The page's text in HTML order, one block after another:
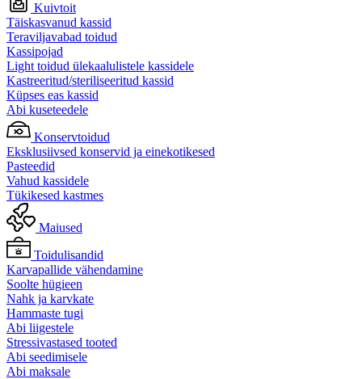
Kuivtoit
Täiskasvanud kassid
Teraviljavabad toidud
Kassipojad
Light toidud ülekaalulistele kassidele
Kastreeritud/steriliseeritud kassid
Küpses eas kassid
Abi kuseteedele
Konservtoidud
Eksklusiivsed konservid ja einekotikesed
Pasteedid
Vahud kassidele
Tükikesed kastmes
Maiused
Toidulisandid
Karvapallide vähendamine
Soolte hügieen
Nahk ja karvkate
Hammaste tugi
Abi liigestele
Stressivastased tooted
Abi seedimisele
Abi maksale